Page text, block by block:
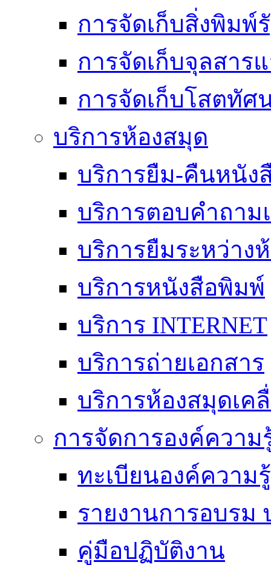
การจัดเก็บสิ่งพิมพ์
การจัดเก็บจุลสาร
การจัดเก็บโสตทัศ
บริการห้องสมุด
บริการยืม-คืนหนัง
บริการตอบคำถา
บริการยืมระหว่าง
บริการหนังสือพิมพ์
บริการ INTERNET
บริการถ่ายเอกสาร
บริการห้องสมุดเค
การจัดการองค์ความ
ทะเบียนองค์ความ
รายงานการอบรม
คู่มือปฏิบัติงาน